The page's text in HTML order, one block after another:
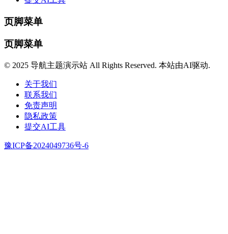
页脚菜单
页脚菜单
© 2025 导航主题演示站 All Rights Reserved. 本站由AI驱动.
关于我们
联系我们
免责声明
隐私政策
提交AI工具
豫ICP备2024049736号-6